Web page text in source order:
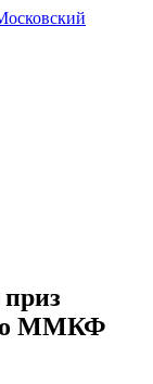
го ММКФ